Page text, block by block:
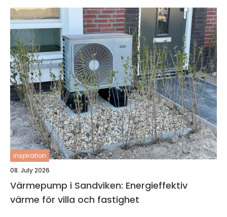
inspiration
08. July 2026
Värmepump i Sandviken: Energieffektiv
värme för villa och fastighet